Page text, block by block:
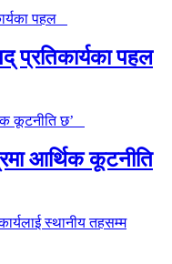
पहल
आर्थिक कूटनीति